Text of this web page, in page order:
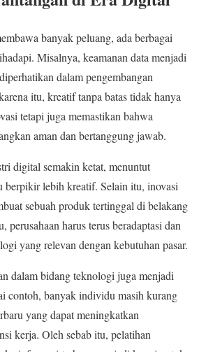
banyak peluang, ada berbagai
Misalnya, keamanan data menjadi
dalam pengembangan
itu, kreatif tanpa batas tidak hanya
tetapi juga memastikan bahwa
aman dan bertanggung jawab.
digital semakin ketat, menuntut
berpikir lebih kreatif. Selain itu, inovasi
sebuah produk tertinggal di belakang
perusahaan harus terus beradaptasi dan
yang relevan dengan kebutuhan pasar.
dalam bidang teknologi juga menjadi
contoh, banyak individu masih kurang
yang dapat meningkatkan
kerja. Oleh sebab itu, pelatihan